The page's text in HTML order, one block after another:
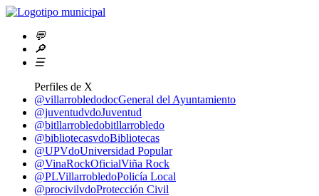
💬
🔎
☰
Perfiles de X
@villarrobledodocGeneral del Ayuntamiento
@juventudvdoJuventud
@bitllarrobledobitllarrobledo
@bibliotecasvdoBibliotecas
@UPVdoUniversidad Popular
@VinaRockOficialViña Rock
@PLVillarrobledoPolicía Local
@procivilvdoProtección Civil